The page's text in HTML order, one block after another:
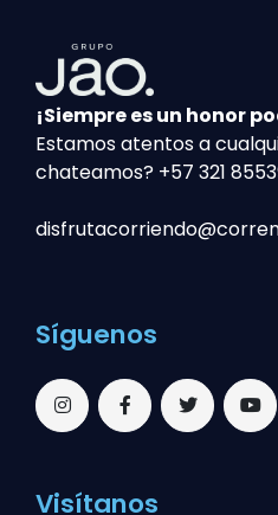
¡Siempre es un honor
Estamos atentos a
chateamos? +57 321
Síguenos
Visítanos